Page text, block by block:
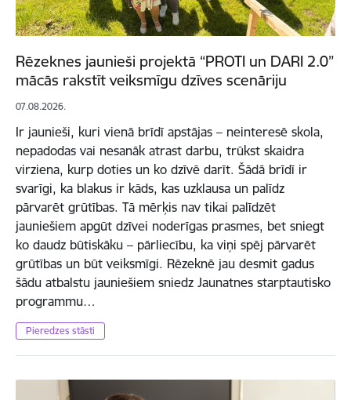
Rēzeknes jaunieši projektā “PROTI un DARI 2.0”
mācās rakstīt veiksmīgu dzīves scenāriju
07.08.2026.
Ir jaunieši, kuri vienā brīdī apstājas – neinteresē skola,
nepadodas vai nesanāk atrast darbu, trūkst skaidra
virziena, kurp doties un ko dzīvē darīt. Šādā brīdī ir
svarīgi, ka blakus ir kāds, kas uzklausa un palīdz
pārvarēt grūtības. Tā mērķis nav tikai palīdzēt
jauniešiem apgūt dzīvei noderīgas prasmes, bet sniegt
ko daudz būtiskāku – pārliecību, ka viņi spēj pārvarēt
grūtības un būt veiksmīgi. Rēzeknē jau desmit gadus
šādu atbalstu jauniešiem sniedz Jaunatnes starptautisko
programmu…
Pieredzes stāsti